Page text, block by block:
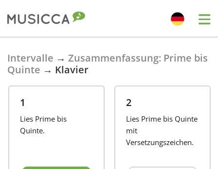
Intervalle → Zusammenfassung: Prime bis
Quinte → Klavier
1
Lies Prime bis
Quinte.
2
Lies Prime bis Quinte
mit
Versetzungszeichen.